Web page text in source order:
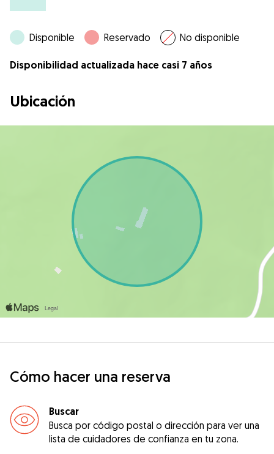
Disponible Reservado No disponible
Disponibilidad actualizada hace casi 7 años
Ubicación
Cómo hacer una reserva
Buscar
Busca por código postal o dirección para ver una
lista de cuidadores de confianza en tu zona.